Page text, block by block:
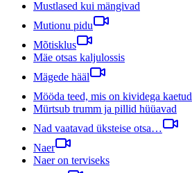
Mustlased kui mängivad
Mutionu pidu
Mõtisklus
Mäe otsas kaljulossis
Mägede hääl
Mööda teed, mis on kividega kaetud
Mürtsub trumm ja pillid hüüavad
Nad vaatavad üksteise otsa…
Naer
Naer on terviseks